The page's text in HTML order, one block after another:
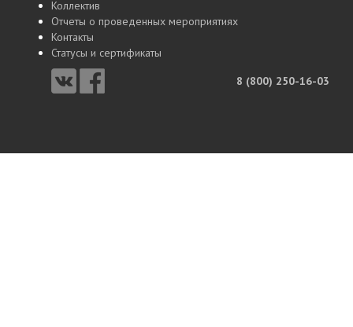
Коллектив
Отчеты о проведенных мероприятиях
Контакты
Статусы и сертификаты
8 (800) 250-16-03